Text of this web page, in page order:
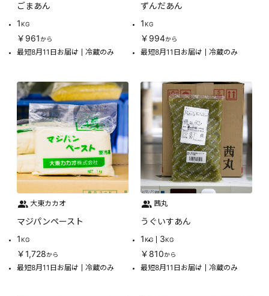
ごまあん
1KG
￥961から
最短8月11日お届け 冷蔵のみ
ずんだあん
1KG
￥994から
最短8月11日お届け 冷蔵のみ
大東カカオ
マジパンペースト
1KG
￥1,728から
最短8月11日お届け 冷蔵のみ
茜丸
うぐいすあん
1KG 3KG
￥810から
最短8月11日お届け 冷蔵のみ